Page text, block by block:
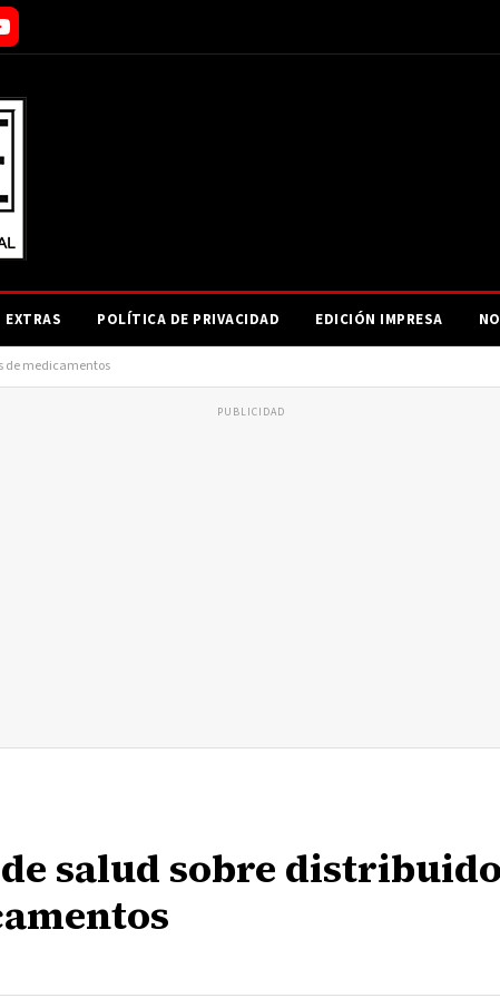
EXTRAS POLÍTICA DE PRIVACIDAD EDICIÓN IMPRESA
de medicamentos
PUBLICIDAD
salud sobre